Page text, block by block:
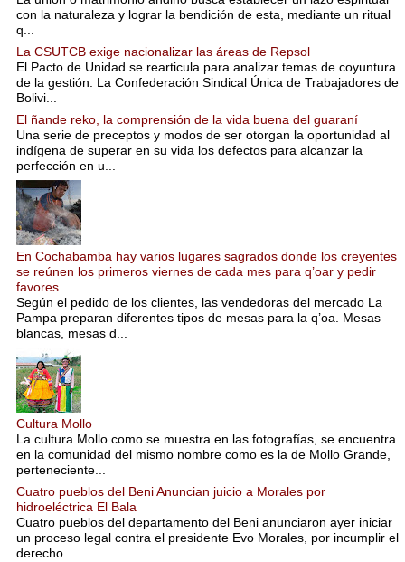
con la naturaleza y lograr la bendición de esta, mediante un ritual
q...
La CSUTCB exige nacionalizar las áreas de Repsol
El Pacto de Unidad se rearticula para analizar temas de coyuntura
de la gestión. La Confederación Sindical Única de Trabajadores de
Bolivi...
El ñande reko, la comprensión de la vida buena del guaraní
Una serie de preceptos y modos de ser otorgan la oportunidad al
indígena de superar en su vida los defectos para alcanzar la
perfección en u...
En Cochabamba hay varios lugares sagrados donde los creyentes
se reúnen los primeros viernes de cada mes para q’oar y pedir
favores.
Según el pedido de los clientes, las vendedoras del mercado La
Pampa preparan diferentes tipos de mesas para la q’oa. Mesas
blancas, mesas d...
Cultura Mollo
La cultura Mollo como se muestra en las fotografías, se encuentra
en la comunidad del mismo nombre como es la de Mollo Grande,
perteneciente...
Cuatro pueblos del Beni Anuncian juicio a Morales por
hidroeléctrica El Bala
Cuatro pueblos del departamento del Beni anunciaron ayer iniciar
un proceso legal contra el presidente Evo Morales, por incumplir el
derecho...